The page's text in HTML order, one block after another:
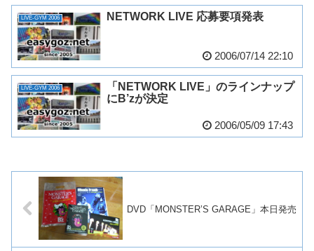
LIVE-GYM 2006 NETWORK LIVE 応募要項発表
2006/07/14 22:10
LIVE-GYM 2006
「NETWORK LIVE」のラインナップ
にB’zが決定
2006/05/09 17:43
DVD「MONSTER’S GARAGE」本日発売